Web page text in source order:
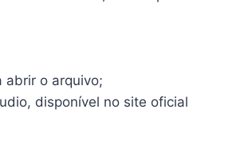
abrir o arquivo;
disponível no site oficial